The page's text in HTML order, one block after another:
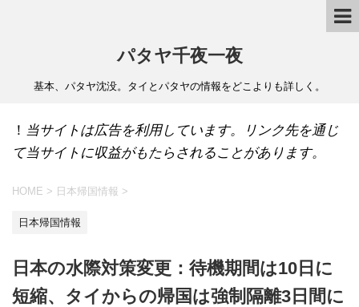
パタヤ千夜一夜
基本、パタヤ沈没。タイとパタヤの情報をどこよりも詳しく。
！ 当サイトは広告を利用しています。リンク先を通じ
て当サイトに収益がもたらされることがあります。
HOME > 日本帰国情報 >
日本帰国情報
日本の水際対策変更：待機期間は10日に
短縮、タイからの帰国は強制隔離3日間に